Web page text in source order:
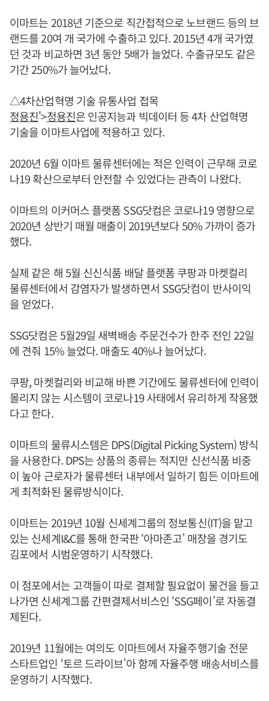
이마트는 2018년 기준으로 직간접적으로 노브랜드 등의 브
랜드를 20여 개 국가에 수출하고 있다. 2015년 4개 국가였
던 것과 비교하면 3년 동안 5배가 늘었다. 수출규모도 같은
기간 250%가 늘어났다.
△4차산업혁명 기술 유통사업 접목
정용진'>정용진은 인공지능과 빅데이터 등 4차 산업혁명
기술을 이마트사업에 적용하고 있다.
2020년 6월 이마트 물류센터에는 적은 인력이 근무해 코로
나19 확산으로부터 안전할 수 있었다는 관측이 나왔다.
이마트의 이커머스 플랫폼 SSG닷컴은 코로나19 영향으로
2020년 상반기 매월 매출이 2019년보다 50% 가까이 증가
했다.
실제 같은 해 5월 신신식품 배달 플랫폼 쿠팡과 마켓컬리
물류센터에서 감염자가 발생하면서 SSG닷컴이 반사이익
을 얻었다.
SSG닷컴은 5월29일 새벽배송 주문건수가 한주 전인 22일
에 견줘 15% 늘었다. 매출도 40%나 늘어났다.
쿠팡, 마켓컬리와 비교해 바쁜 기간에도 물류센터에 인력이
몰리지 않는 시스템이 코로나19 사태에서 유리하게 작용했
다고 한다.
이마트의 물류시스템은 DPS(Digital Picking System) 방식
을 사용한다. DPS는 상품의 종류는 적지만 신선식품 비중
이 높아 근로자가 물류센터 내부에서 일하기 힘든 이마트에
게 최적화된 물류방식이다.
이마트는 2019년 10월 신세계그룹의 정보통신(IT)을 맡고
있는 신세계I&C를 통해 한국판 ‘아마존고’ 매장을 경기도
김포에서 시범운영하기 시작했다.
이 점포에서는 고객들이 따로 결제할 필요없이 물건을 들고
나가면 신세계그룹 간편결제서비스인 ‘SSG페이’로 자동결
제된다.
2019년 11월에는 여의도 이마트에서 자율주행기술 전문
스타트업인 ‘토르 드라이브’아 함께 자율주행 배송서비스를
운영하기 시작했다.